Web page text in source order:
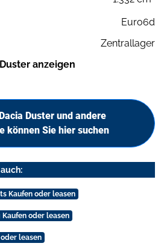
Euro6d
Zentrallager
anzeigen
Duster und andere
können Sie hier suchen
Kaufen oder leasen
oder leasen
leasen